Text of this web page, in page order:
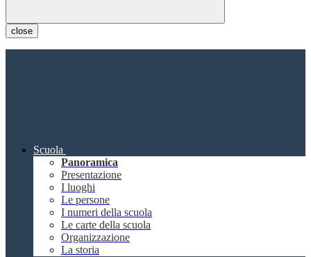
close
Scuola
Panoramica
Presentazione
I luoghi
Le persone
I numeri della scuola
Le carte della scuola
Organizzazione
La storia